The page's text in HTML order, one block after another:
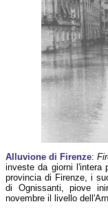
Alluvione di Firenze:
investe da giorni l'intera
provincia di Firenze, i
di Ognissanti, piove
novembre il livello